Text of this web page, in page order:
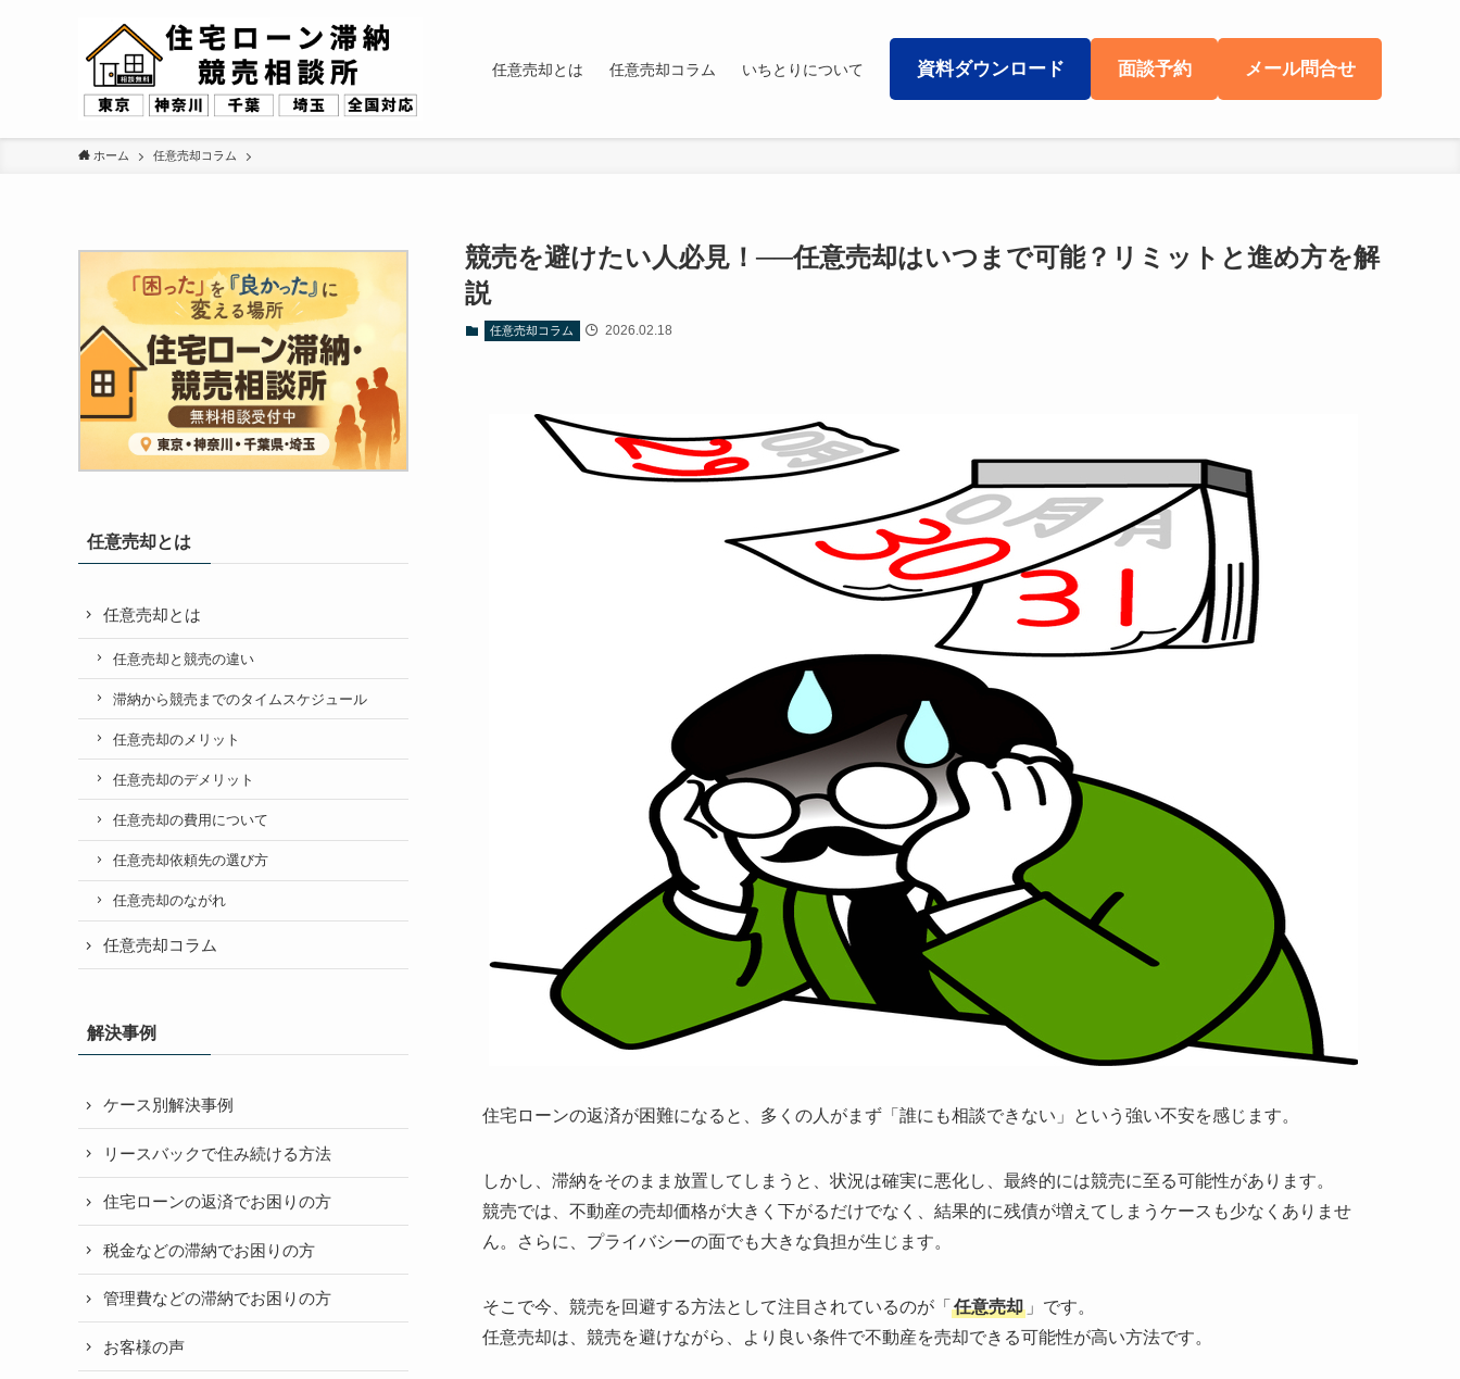
任意売却とは 任意売却コラム いちとりについて 資料ダウンロード 面談予約 メール問合せ
ホーム 任意売却コラム
競売を避けたい人必見！──任意売却はいつまで可能？リミットと進め方を解
説
任意売却コラム 2026.02.18
住宅ローンの返済が困難になると、多くの人がまず「誰にも相談できない」という強い不安を感じます。
しかし、滞納をそのまま放置してしまうと、状況は確実に悪化し、最終的には競売に至る可能性があります。
競売では、不動産の売却価格が大きく下がるだけでなく、結果的に残債が増えてしまうケースも少なくありませ
ん。さらに、プライバシーの面でも大きな負担が生じます。
そこで今、競売を回避する方法として注目されているのが「 任意売却 」です。
任意売却は、競売を避けながら、より良い条件で不動産を売却できる可能性が高い方法です。
任意売却とは
任意売却とは
任意売却と競売の違い
滞納から競売までのタイムスケジュール
任意売却のメリット
任意売却のデメリット
任意売却の費用について
任意売却依頼先の選び方
任意売却のながれ
任意売却コラム
解決事例
ケース別解決事例
リースバックで住み続ける方法
住宅ローンの返済でお困りの方
税金などの滞納でお困りの方
管理費などの滞納でお困りの方
お客様の声